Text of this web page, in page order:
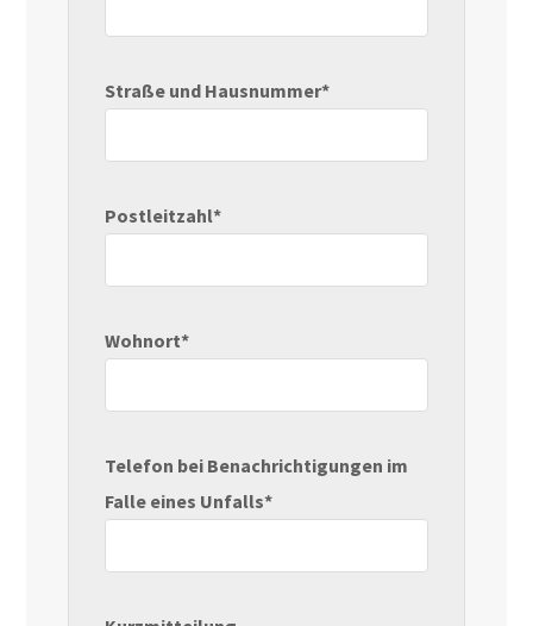
Straße und Hausnummer*
Postleitzahl*
Wohnort*
Telefon bei Benachrichtigungen im
Falle eines Unfalls*